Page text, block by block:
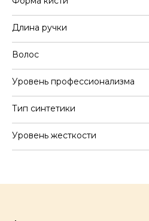
Длина ручки
Волос
Уровень профессионализма
Тип синтетики
Уровень жесткости